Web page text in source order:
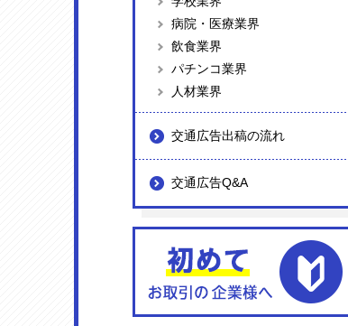
病院・医療業界
飲食業界
パチンコ業界
人材業界
交通広告出稿の流れ
交通広告Q&A